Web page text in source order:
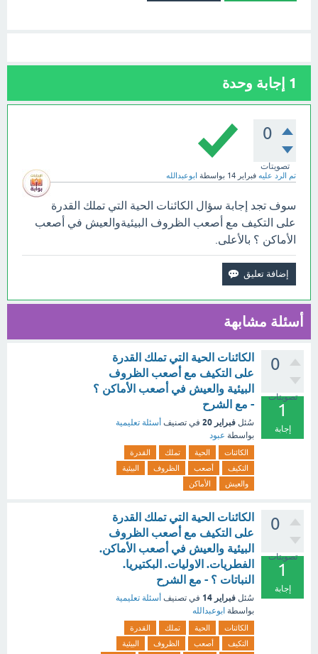
1 إجابة وحدة
0
تصويتات
تم الرد عليه فبراير 14 بواسطة ابوعبدالله
سوف تجد إجابة سؤال الكائنات الحية التي تملك القدرة
على التكيف مع أصعب الظروف البيئيةوالعيش في أصعب
الأماكن ؟ بالأعلى.
أسئلة مشابهة
0
تصويتات
1
إجابة
الكائنات الحية التي تملك القدرة
على التكيف مع أصعب الظروف
البيئية والعيش في أصعب الأماكن ؟
- مع الشرح
سُئل فبراير 20 في تصنيف أسئلة تعليمية
بواسطة عبود
الكائنات الحية تملك
القدرة
التكيف
أصعب الظروف
البيئية
والعيش
الأماكن
0
تصويتات
1
إجابة
الكائنات الحية التي تملك القدرة
على التكيف مع أصعب الظروف
البيئية والعيش في أصعب الأماكن.
الفطريات. الاوليات. البكتيريا.
النباتات ؟ - مع الشرح
سُئل فبراير 14 في تصنيف أسئلة تعليمية
بواسطة ابوعبدالله
الكائنات الحية تملك
القدرة
التكيف
أصعب الظروف
البيئية